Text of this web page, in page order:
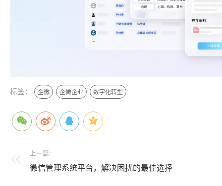
标签： 企微 企微企业 数字化转型
上一篇:
微信管理系统平台，解决困扰的最佳选择